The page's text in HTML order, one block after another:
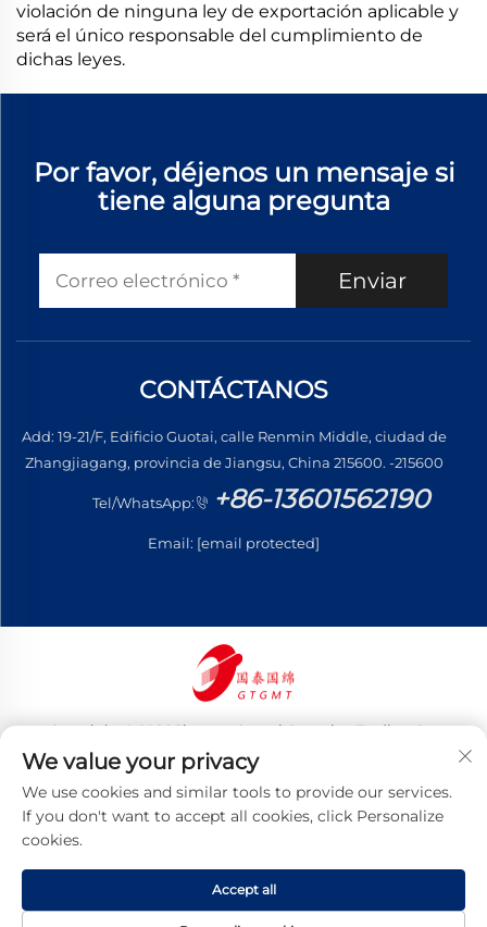
violación de ninguna ley de exportación aplicable y
será el único responsable del cumplimiento de
dichas leyes.
Por favor, déjenos un mensaje si
tiene alguna pregunta
Enviar
CONTÁCTANOS
Add: 19-21/F, Edificio Guotai, calle Renmin Middle, ciudad de
Zhangjiagang, provincia de Jiangsu, China 215600. -215600
Tel/WhatsApp: +86-13601562190
Email: [email protected]
Copyright © 2026 Jiangsu Guotai Guomian Trading Co.,
Ltd. Todos los derechos reservados
Política de privacidad
We value your privacy
We use cookies and similar tools to provide our services.
If you don't want to accept all cookies, click Personalize
cookies.
Accept all